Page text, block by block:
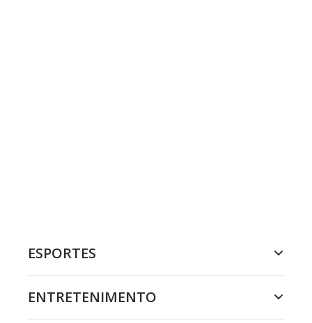
ESPORTES
ENTRETENIMENTO